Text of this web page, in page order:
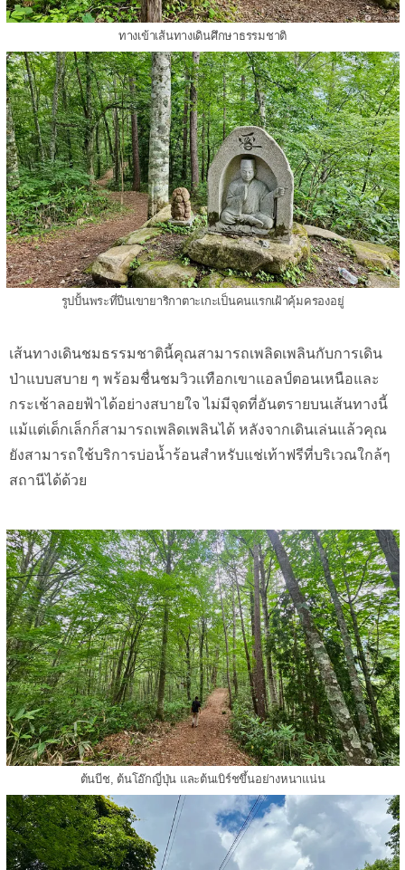
ทางเข้าเส้นทางเดินศึกษาธรรมชาติ
รูปปั้นพระที่ปีนเขายาริกาตาะเกะเป็นคนแรกเฝ้าคุ้มครองอยู่
เส้นทางเดินชมธรรมชาตินี้คุณสามารถเพลิดเพลินกับการเดิน
ป่าแบบสบาย ๆ พร้อมชื่นชมวิวเเทือกเขาแอลป์ตอนเหนือและ
กระเช้าลอยฟ้าได้อย่างสบายใจ ไม่มีจุดที่อันตรายบนเส้นทางนี้
แม้แต่เด็กเล็กก็สามารถเพลิดเพลินได้ หลังจากเดินเล่นแล้วคุณ
ยังสามารถใช้บริการบ่อน้ำร้อนสำหรับแช่เท้าฟรีที่บริเวณใกล้ๆ
สถานีได้ด้วย
ต้นบีช, ต้นโอ๊กญี่ปุ่น และต้นเบิร์ชขึ้นอย่างหนาแน่น